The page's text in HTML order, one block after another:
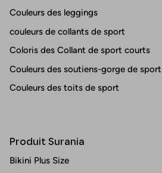
Couleurs des leggings
couleurs de collants de sport
Coloris des Collant de sport courts
Couleurs des soutiens-gorge de sport
Couleurs des toits de sport
Produit Surania
Bikini Plus Size